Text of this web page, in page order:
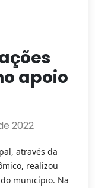
apoio
2022
através da
realizou
município. Na